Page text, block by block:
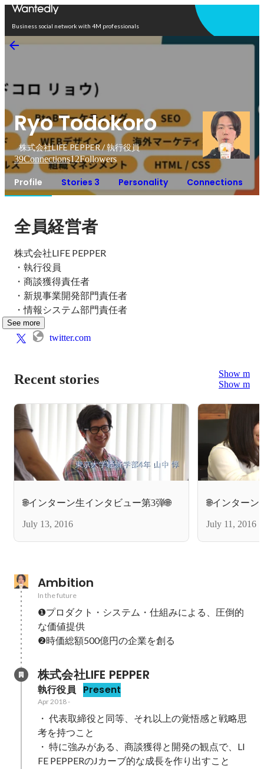
Business social network with 4M professionals
Ryo Todokoro
株式会社LIFE PEPPER / 執行役員
39Connections12Followers
Profile Stories 3 Personality Connections
全員経営者
株式会社LIFE PEPPER
・執行役員
・商談獲得責任者
・新規事業開発部門責任者
・情報システム部門責任者
See more
twitter.com
Recent stories
Show more
Show more
🌐インターン生インタビュー第3弾🌐
July 13, 2016
🌐インター
July 11, 2016
Ambition
In the future
❶プロダクト・システム・仕組みによる、圧倒的
な価値提供
❷時価総額500億円の企業を創る
株式会社LIFE PEPPER
執行役員 Present
Apr 2018-
・ 代表取締役と同等、それ以上の覚悟感と戦略思
考を持つこと
・ 特に強みがある、商談獲得と開発の観点で、LI
FE PEPPERのJカーブ的な成長を作り出すこと